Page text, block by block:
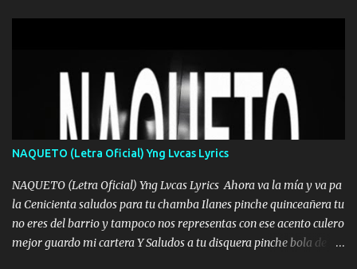
❌ www.elnorteduro.com ❌ Yo No limito los Sueños , si no existe
Uno pues Hallamos Modos , Si me caigo me Levanto, Aprendo Del
Error Y me sacudo El Lodo ❌ www.elnorteduro.com ❌ El Dinero
No me falta Pero Tampoco me Estorba , Por Eso Manejo Todo
Bien Regido Por mis Normas . Aquí no Se Sufre de Ego vengo Desde
Abajo y me costó subir Fue Con Trabajo Y Esfuerzo, Nada es
Regalado Me Super Invertir A Mí lado Una Princesa que A pesar de
Todo Siempre a estado ahí . Hecho pa...
NAQUETO (Letra Oficial) Yng Lvcas Lyrics
NAQUETO (Letra Oficial) Yng Lvcas Lyrics Ahora va la mía y va pa
la Cenicienta saludos para tu chamba Ilanes pinche quinceañera tu
no eres del barrio y tampoco nos representas con ese acento culero
mejor guardo mi cartera Y Saludos a tu disquera pinche bola de